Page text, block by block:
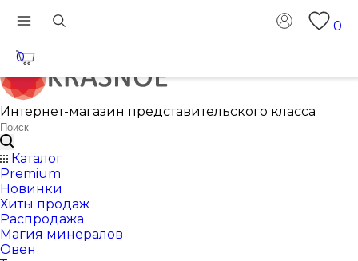
0
0
Интернет-магазин представительского класса
Каталог
Premium
Новинки
Хиты продаж
Распродажа
Магия минералов
Овен